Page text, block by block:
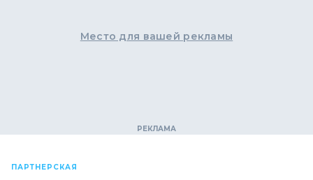
Место для вашей рекламы
ПАРТНЕРСКАЯ